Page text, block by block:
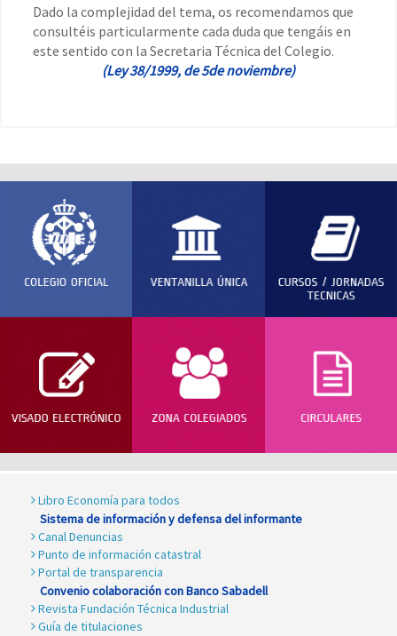
Dado la complejidad del tema, os recomendamos que
consultéis particularmente cada duda que tengáis en
este sentido con la Secretaria Técnica del Colegio.
(Ley 38/1999, de 5de noviembre)
Libro Economía para todos
Sistema de información y defensa del informante
Canal Denuncias
Punto de información catastral
Portal de transparencia
Convenio colaboración con Banco Sabadell
Revista Fundación Técnica Industrial
Guía de titulaciones